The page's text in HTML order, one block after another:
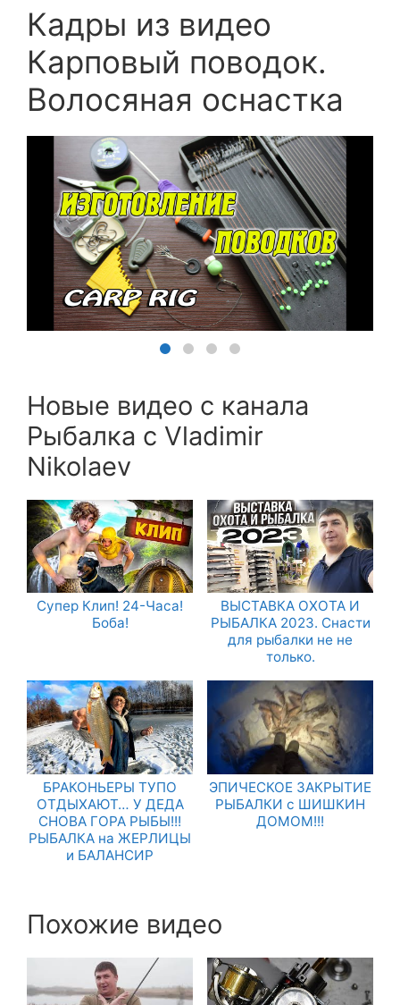
Кадры из видео
Карповый поводок.
Волосяная оснастка
Новые видео с канала
Рыбалка с Vladimir
Nikolaev
Супер Клип! 24-Часа!
Боба!
ВЫСТАВКА ОХОТА И
РЫБАЛКА 2023. Снасти
для рыбалки не не
только.
БРАКОНЬЕРЫ ТУПО
ОТДЫХАЮТ… У ДЕДА
СНОВА ГОРА РЫБЫ!!!
РЫБАЛКА на ЖЕРЛИЦЫ
и БАЛАНСИР
ЭПИЧЕСКОЕ ЗАКРЫТИЕ
РЫБАЛКИ с ШИШКИН
ДОМОМ!!!
Похожие видео